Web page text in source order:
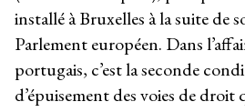
installé à Bruxelles à la suite de
Parlement européen. Dans
portugais, c’est la seconde
d’épuisement des voies de